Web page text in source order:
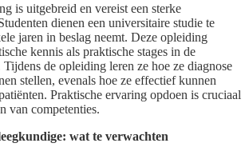
is uitgebreid en vereist een sterke
dienen een universitaire studie te
jaren in beslag neemt. Deze opleiding
kennis als praktische stages in de
de opleiding leren ze hoe ze diagnose
stellen, evenals hoe ze effectief kunnen
Praktische ervaring opdoen is cruciaal
van competenties.
wat te verwachten